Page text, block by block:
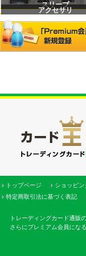
スリーブ
アクセサリ
トップページ ショッピン
特定商取引法に基づく表記
トレーディングカード通販
さらにプレミアム会員にな